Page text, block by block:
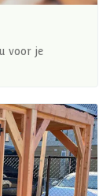
voor je